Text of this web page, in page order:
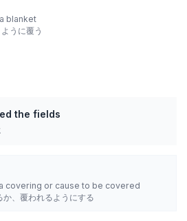
blanket
うに覆う
the fields
covering or cause to be covered
か、覆われるようにする